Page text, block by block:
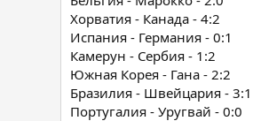
Хорватия - Канада - 4:2
Испания - Германия - 0:1
Камерун - Сербия - 1:2
Южная Корея - Гана - 2:2
Бразилия - Швейцария - 3:1
Португалия - Уругвай - 0:0